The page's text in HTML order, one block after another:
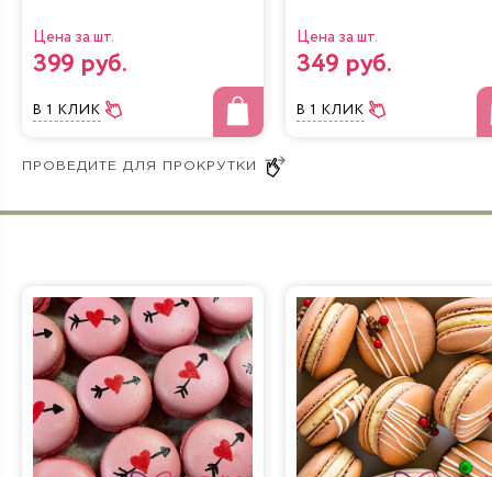
Цена за шт.
399 руб.
В 1 КЛИК
Цена за шт.
349 руб.
В 1 КЛИК